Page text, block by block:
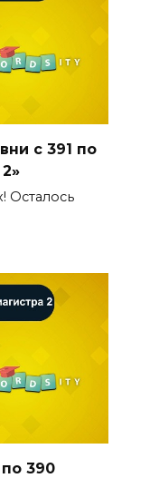
с 391 по
Осталось
390